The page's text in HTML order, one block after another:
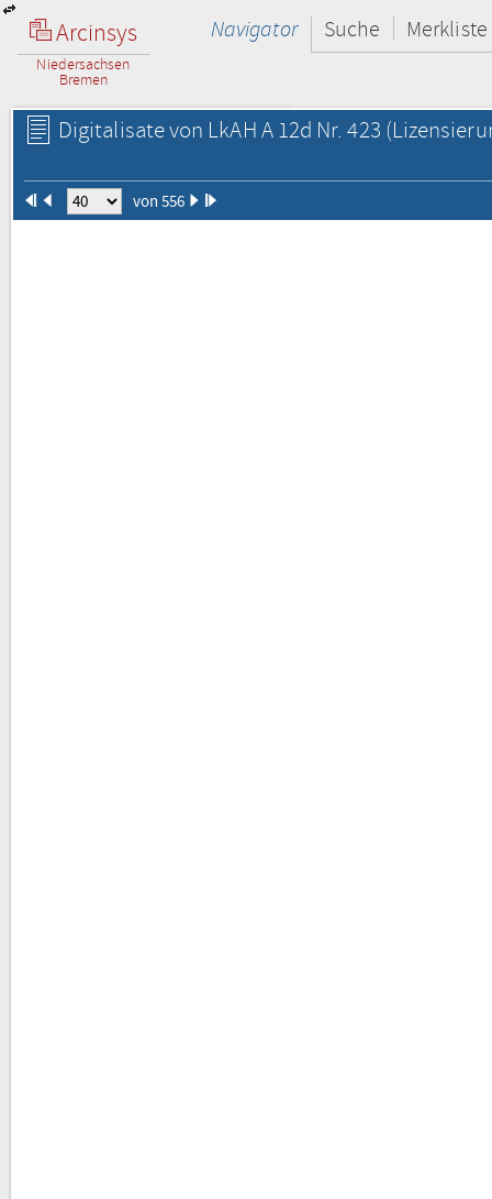
Arcinsys
Niedersachsen
Bremen
Navigator Suche Merkliste
Digitalisate von LkAH A 12d Nr. 423
von 556